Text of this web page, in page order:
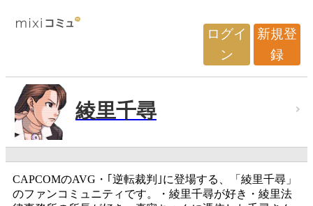
ログイ
ン
新規登
録
綾里千尋
CAPCOMのAVG・｢逆転裁判｣に登場する、「綾里千尋」
のファンコミュニティです。・綾里千尋が好き・綾里法